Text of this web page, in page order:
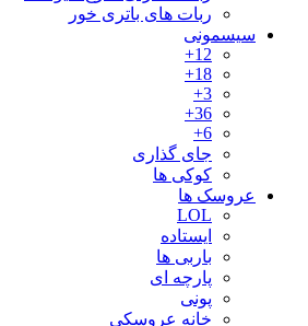
ربات های باتری خور
سیسمونی
12+
18+
36+
جای گذاری
کوکی ها
عروسک ها
LOL
ایستاده
باربی ها
پارچه ای
پونی
خانه عروسکی